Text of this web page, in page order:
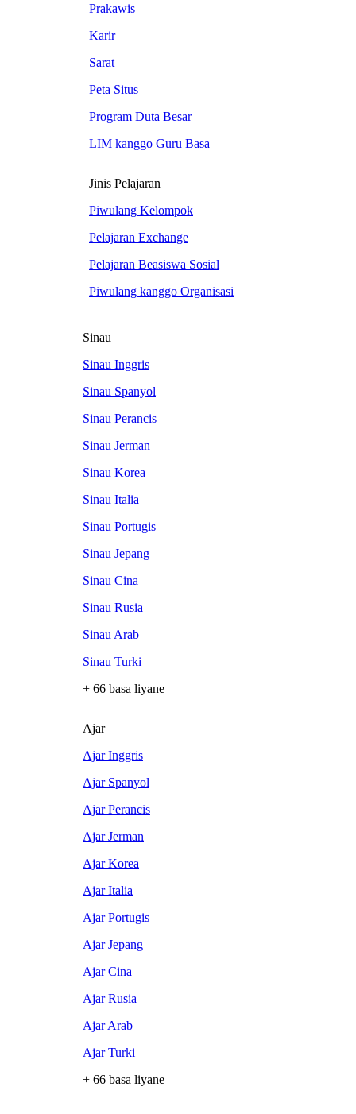
Prakawis
Karir
Sarat
Peta Situs
Program Duta Besar
LIM kanggo Guru Basa
Jinis Pelajaran
Piwulang Kelompok
Pelajaran Exchange
Pelajaran Beasiswa Sosial
Piwulang kanggo Organisasi
Sinau
Sinau Inggris
Sinau Spanyol
Sinau Perancis
Sinau Jerman
Sinau Korea
Sinau Italia
Sinau Portugis
Sinau Jepang
Sinau Cina
Sinau Rusia
Sinau Arab
Sinau Turki
+ 66 basa liyane
Ajar
Ajar Inggris
Ajar Spanyol
Ajar Perancis
Ajar Jerman
Ajar Korea
Ajar Italia
Ajar Portugis
Ajar Jepang
Ajar Cina
Ajar Rusia
Ajar Arab
Ajar Turki
+ 66 basa liyane